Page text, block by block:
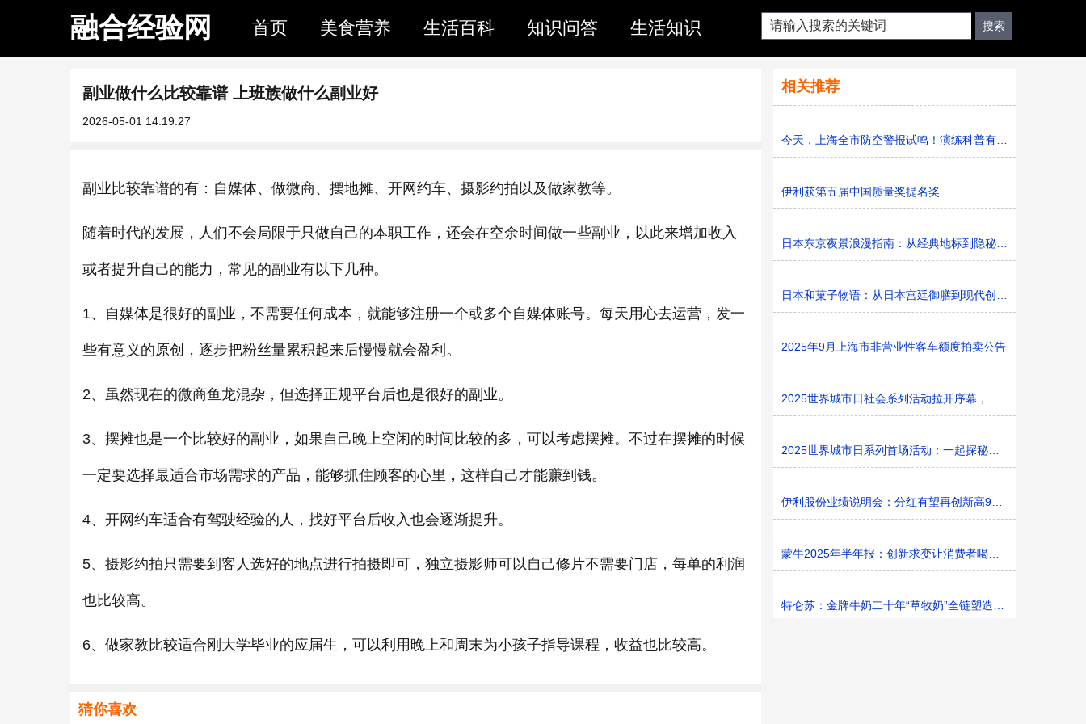
融合经验网 首页 美食营养 生活百科 知识问答 生活知识
副业做什么比较靠谱 上班族做什么副业好
2026-05-01 14:19:27
副业比较靠谱的有：自媒体、做微商、摆地摊、开网约车、摄影约拍以及做家教等。
随着时代的发展，人们不会局限于只做自己的本职工作，还会在空余时间做一些副业，以此来增加收入
或者提升自己的能力，常见的副业有以下几种。
1、自媒体是很好的副业，不需要任何成本，就能够注册一个或多个自媒体账号。每天用心去运营，发一
些有意义的原创，逐步把粉丝量累积起来后慢慢就会盈利。
2、虽然现在的微商鱼龙混杂，但选择正规平台后也是很好的副业。
3、摆摊也是一个比较好的副业，如果自己晚上空闲的时间比较的多，可以考虑摆摊。不过在摆摊的时候
一定要选择最适合市场需求的产品，能够抓住顾客的心里，这样自己才能赚到钱。
4、开网约车适合有驾驶经验的人，找好平台后收入也会逐渐提升。
5、摄影约拍只需要到客人选好的地点进行拍摄即可，独立摄影师可以自己修片不需要门店，每单的利润
也比较高。
6、做家教比较适合刚大学毕业的应届生，可以利用晚上和周末为小孩子指导课程，收益也比较高。
猜你喜欢
相关推荐
今天，上海全市防空警报试鸣！演练科普有序进行，人防意
伊利获第五届中国质量奖提名奖
日本东京夜景浪漫指南：从经典地标到隐秘胜地
日本和菓子物语：从日本宫廷御膳到现代创新的甜蜜传承
2025年9月上海市非营业性客车额度拍卖公告
2025世界城市日社会系列活动拉开序幕，探寻社区花园里的
2025世界城市日系列首场活动：一起探秘家门口的“魔法花园”
伊利股份业绩说明会：分红有望再创新高9%利润率目标不变
蒙牛2025年半年报：创新求变让消费者喝上奶、喝好奶、喝
特仑苏：金牌牛奶二十年“草牧奶”全链塑造有机新矩阵